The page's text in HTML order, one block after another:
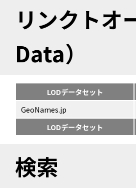
リンクト
Data）
LODデータセット
GeoNames.jp
LODデータセット
検索